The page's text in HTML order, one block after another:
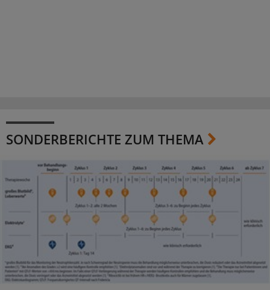
SONDERBERICHTE ZUM THEMA